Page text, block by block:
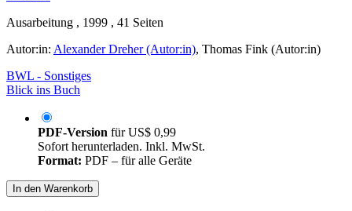
Ausarbeitung , 1999 , 41 Seiten
Autor:in: Alexander Dreher (Autor:in), Thomas Fink (Autor:in)
BWL - Sonstiges
Blick ins Buch
PDF-Version fürUS$ 0,99
Sofort herunterladen. Inkl. MwSt.
Format: PDF – für alle Geräte
In den Warenkorb